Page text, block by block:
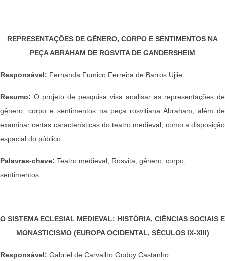
REPRESENTAÇÕES DE GÊNERO, CORPO E SENTIMENTOS NA
PEÇA ABRAHAM DE ROSVITA DE GANDERSHEIM
Responsável: Fernanda Fumico Ferreira de Barros Ujiie
Resumo: O projeto de pesquisa visa analisar as representações de
gênero, corpo e sentimentos na peça rosvitiana Abraham, além de
examinar certas características do teatro medieval, como a disposição
espacial do público.
Palavras-chave: Teatro medieval; Rosvita; gênero; corpo;
sentimentos.
O SISTEMA ECLESIAL MEDIEVAL: HISTÓRIA, CIÊNCIAS SOCIAIS E
MONASTICISMO (EUROPA OCIDENTAL, SÉCULOS IX-XIII)
Responsável: Gabriel de Carvalho Godoy Castanho